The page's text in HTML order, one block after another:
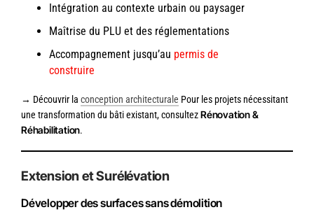
Intégration au contexte urbain ou paysager
Maîtrise du PLU et des réglementations
Accompagnement jusqu’au permis de
construire
→ Découvrir la conception architecturale Pour les projets nécessitant
une transformation du bâti existant, consultezRénovation &
Réhabilitation.
Extension et Surélévation
Développer des surfaces sans démolition